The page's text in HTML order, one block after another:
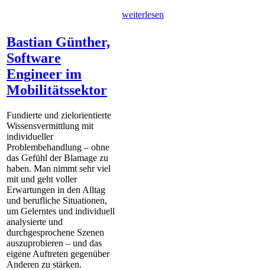
weiterlesen
Bastian Günther,
Software
Engineer im
Mobilitätssektor
Fundierte und zielorientierte
Wissensvermittlung mit
individueller
Problembehandlung – ohne
das Gefühl der Blamage zu
haben. Man nimmt sehr viel
mit und geht voller
Erwartungen in den Alltag
und berufliche Situationen,
um Gelerntes und individuell
analysierte und
durchgesprochene Szenen
auszuprobieren – und das
eigene Auftreten gegenüber
Anderen zu stärken.